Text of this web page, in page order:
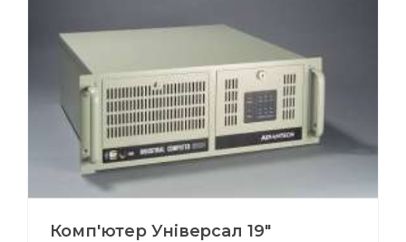
Комп'ютер Універсал 19"